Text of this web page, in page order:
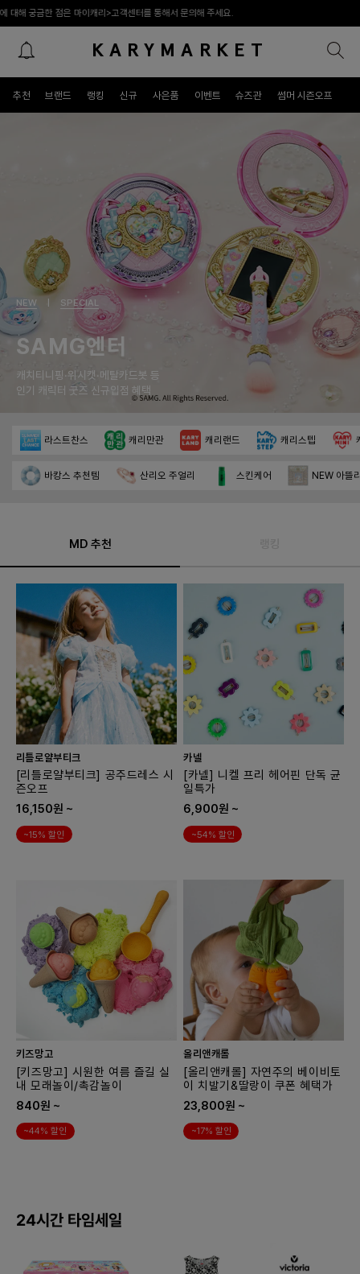
>고객센터를 통해서 문의해 주세요.
KARYMARKET
패밀리 라이프스타일 프리미엄 편집
추천 브랜드 랭킹 신규 사은품 이벤트 슈즈관 썸머 시즌오프
NEW SPECIAL
SAMG엔터
캐치티니핑·위시캣·메탈카드봇 등
인기 캐릭터 굿즈 신규입점 혜택
라스트찬스 캐리만관 캐리랜드 캐리스텝
바캉스 추천템 산리오 주얼리 스킨케어 NEW 아뜰
MD 추천
리틀로얄부티크
[리틀로얄부티크] 공주드레스 시
즌오프
16,150원 ~
~15% 할인
카넬
[카넬] 니켈 프리 헤어핀 단독 균
일특가
6,900원 ~
~54% 할인
키즈망고
[키즈망고] 시원한 여름 즐길 실
내 모래놀이/촉감놀이
840원 ~
~44% 할인
올리앤캐롤
[올리앤캐롤] 자연주의 베이비토
이 치발기&딸랑이 쿠폰 혜택가
23,800원 ~
~17% 할인
24시간 타임세일